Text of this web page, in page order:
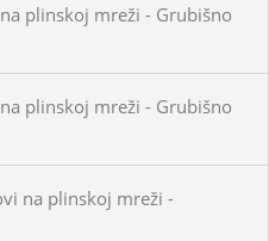
plinskoj mreži - Grubišno
plinskoj mreži - Grubišno
na plinskoj mreži -